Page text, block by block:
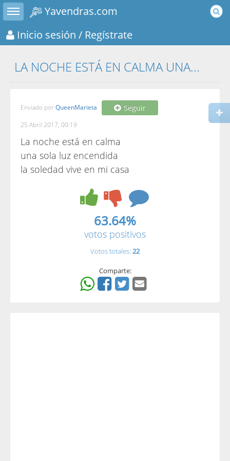
Toggle sidebar
Yavendras.com
Inicio sesión / Regístrate
LA NOCHE ESTÁ EN CALMA UNA...
Enviado por QueenMarieta Seguir
25 Abril 2017, 00:19
La noche está en calma
una sola luz encendida
la soledad vive en mi casa
63.64%
votos positivos
Votos totales: 22
Comparte: